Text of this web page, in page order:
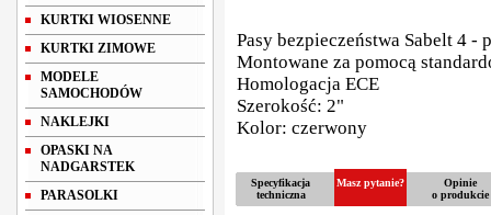
KURTKI WIOSENNE
KURTKI ZIMOWE
MODELE
SAMOCHODÓW
NAKLEJKI
OPASKI NA
NADGARSTEK
PARASOLKI
Pasy bezpieczeństwa Sabelt 4
Montowane za pomocą
Homologacja ECE
Szerokość: 2"
Kolor: czerwony
Specyfikacja
techniczna
Masz pytanie?
Opinie
o produkcie